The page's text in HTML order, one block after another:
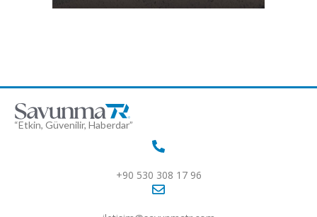
“Etkin, Güvenilir, Haberdar”
+90 530 308 17 96